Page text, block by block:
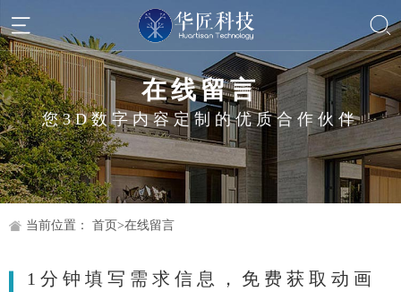
在线留言
您3D数字内容定制的优质合作伙伴
当前位置： 首页>在线留言
1分钟填写需求信息，免费获取动画